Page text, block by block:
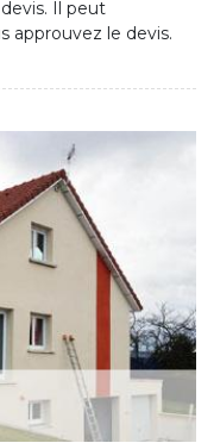
Il peut
approuvez le devis.